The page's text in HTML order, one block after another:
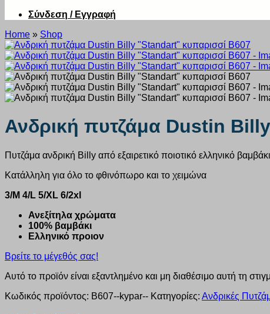
Σύνδεση / Εγγραφή
Home » Shop
Ανδρική πυτζάμα Dustin
Πυτζάμα ανδρική Billy από εξαιρετικό ποιοτικό ελληνικό
Κατάλληλη για όλο το φθινόπωρο και το χειμώνα
3/M 4/L 5/XL 6/2xl
Ανεξίτηλα χρώματα
100% βαμβάκι
Ελληνικό προιον
Βρείτε το μέγεθός σας!
Αυτό το προϊόν είναι εξαντλημένο και μη διαθέσιμο αυτή τη
Κωδικός προϊόντος: B607--kypar-- Κατηγορίες: Ανδρικές